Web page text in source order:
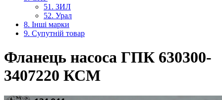
51. ЗИЛ
52. Урал
8. Інші марки
9. Супутній товар
Фланець насоса ГПК 630300-
3407220 КСМ